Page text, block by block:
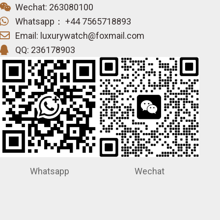
Wechat: 263080100
Whatsapp： +44 7565718893
Email: luxurywatch@foxmail.com
QQ: 236178903
Whatsapp Wechat